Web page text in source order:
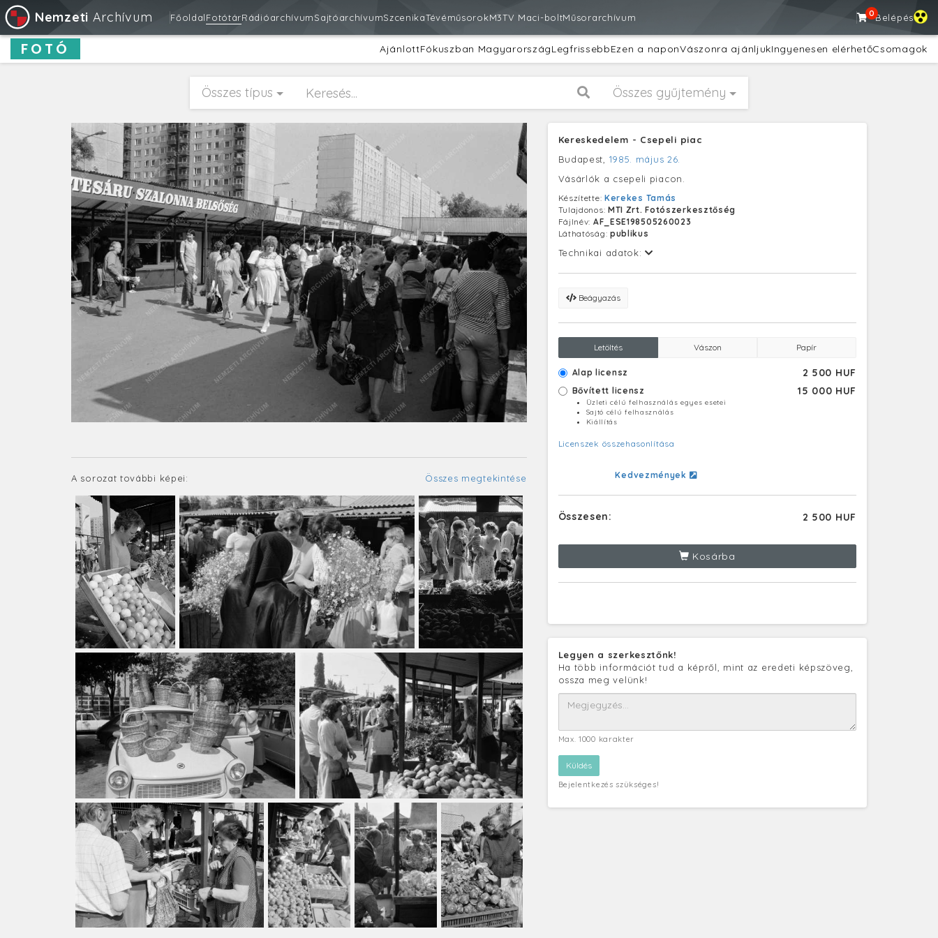
Nemzeti Archívum FőoldalFotótárRádióarchívumSajtóarchívumSzcenikaTévéműsorokM3TV Maci-boltMűsorarchívum 0Belépés
FOTÓ AjánlottFókuszban MagyarországLegfrissebbEzen a naponVászonra ajánljukIngyenesen elérhetőCsomagok
Összes típus Összes gyűjtemény
A sorozat további képei: Összes megtekintése
Kereskedelem - Csepeli piac
Budapest, 1985. május 26.
Vásárlók a csepeli piacon.
Készítette: Kerekes Tamás
Tulajdonos: MTI Zrt. Fotószerkesztőség
Fájlnév: AF_ESE198505260023
Láthatóság: publikus
Technikai adatok:
Beágyazás
Letöltés Vászon Papír
Alap licensz 2 500 HUF
Bővített licensz 15 000 HUF
Üzleti célú felhasználás egyes esetei
Sajtó célú felhasználás
Kiállítás
Licenszek összehasonlítása
Kedvezmények
Összesen: 2 500 HUF
Kosárba
Legyen a szerkesztőnk!
Ha több információt tud a képről, mint az eredeti képszöveg,
ossza meg velünk!
Max. 1000 karakter
Bejelentkezés szükséges!